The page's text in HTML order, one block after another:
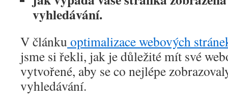
vyhledávání.
V článku optimalizace webových
jsme si řekli, jak je důležité mít své
vytvořené, aby se co nejlépe
vyhledávání.